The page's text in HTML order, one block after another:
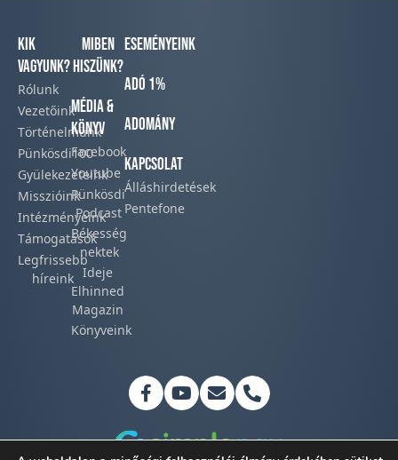
Kik
vagyunk?
Rólunk
Vezetőink
Történelmünk​
Pünkösdi100
Gyülekezeteink​
Misszióink​
Intézményeink
Támogatások
Legfrissebb
híreink​
Miben
hiszünk?
Média &
Könyv
Facebook​
Youtube
Pünkösdi
Podcast​
Békesség
nektek
Ideje
Elhinned
Magazin
Könyveink
Eseményeink
Adó 1%
Adomány
Kapcsolat
Álláshirdetések
Pentefone